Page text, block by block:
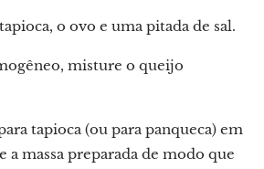
o ovo e uma pitada de sal.
misture o queijo
tapioca (ou para panqueca) em
a massa preparada de modo que